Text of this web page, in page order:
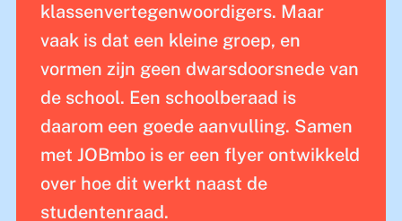
klassenvertegenwoordigers. Maar
vaak is dat een kleine groep, en
vormen zijn geen dwarsdoorsnede van
de school. Een schoolberaad is
daarom een goede aanvulling. Samen
met JOBmbo is er een flyer ontwikkeld
over hoe dit werkt naast de
studentenraad.